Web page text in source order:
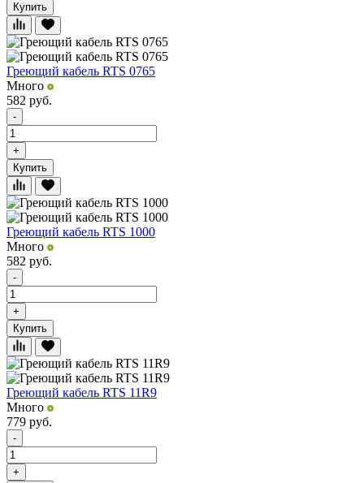
Купить
Греющий кабель RTS 0765
Много
582 руб.
-
+
Купить
Греющий кабель RTS 1000
Много
582 руб.
-
+
Купить
Греющий кабель RTS 11R9
Много
779 руб.
-
+